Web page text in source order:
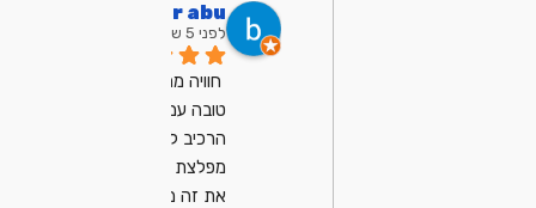
bar abu
לפני 5 שנים